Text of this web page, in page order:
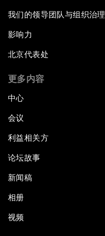
我们的领导团队与组织治理
影响力
北京代表处
更多内容
中心
会议
利益相关方
论坛故事
新闻稿
相册
视频